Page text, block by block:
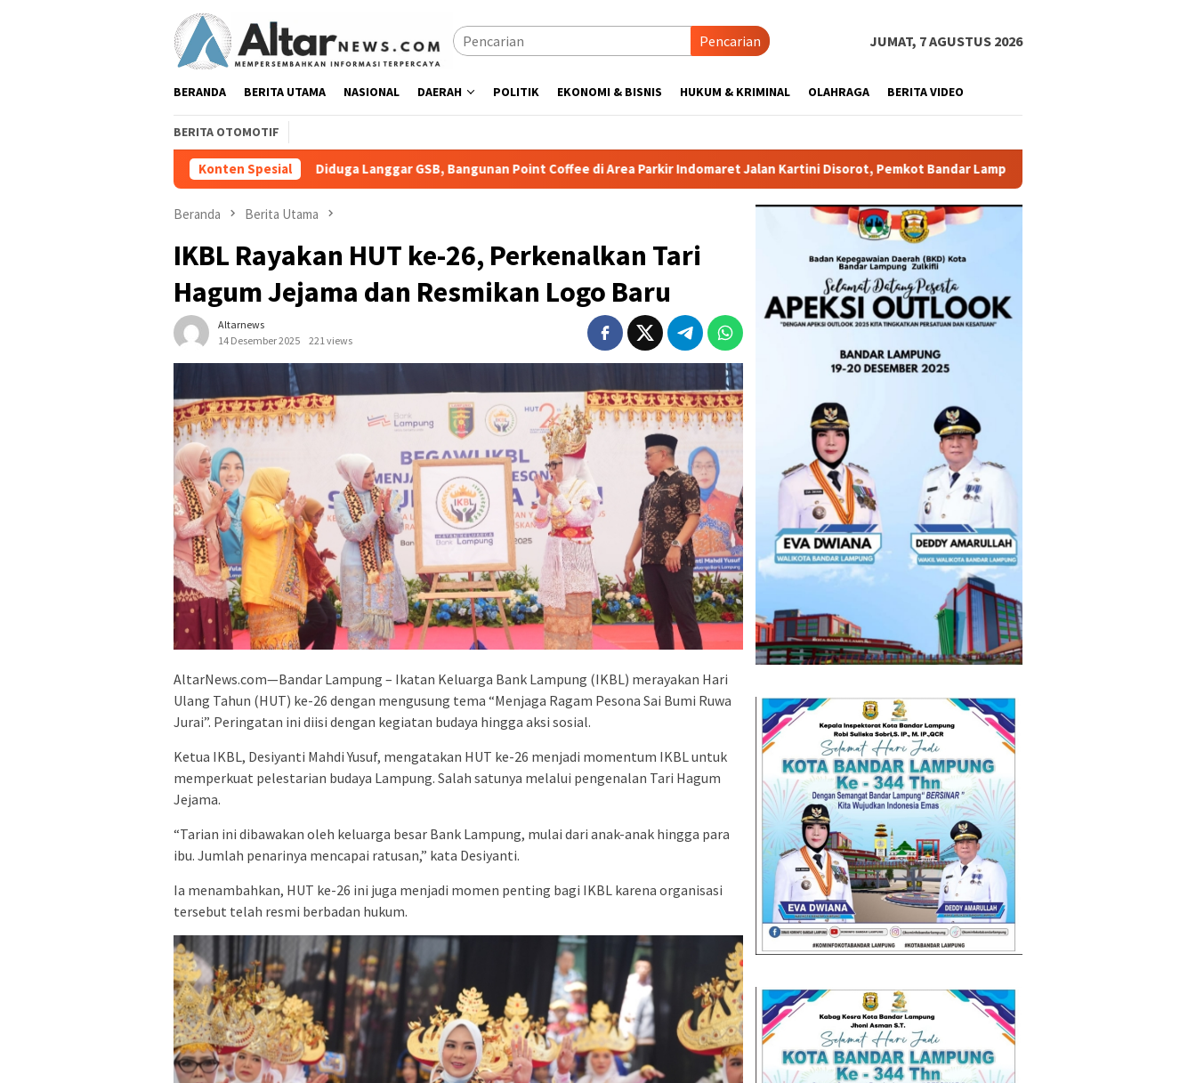
Pencarian JUMAT, 7 AGUSTUS 2026
BERANDA BERITA UTAMA NASIONAL DAERAH POLITIK EKONOMI & BISNIS HUKUM & KRIMINAL OLAHRAGA BERITA VIDEO
BERITA OTOMOTIF
Konten Spesial
Diduga Langgar GSB, Bangunan Point Coffee di Area Parkir Indomaret Jalan Kartini Disorot, Pemkot Bandar Lampung Diminta Bertindak Tegas
Beranda Berita Utama
IKBL Rayakan HUT ke-26, Perkenalkan Tari
Hagum Jejama dan Resmikan Logo Baru
Altarnews
14 Desember 2025
221 views
AltarNews.com—Bandar Lampung – Ikatan Keluarga Bank Lampung (IKBL) merayakan Hari
Ulang Tahun (HUT) ke-26 dengan mengusung tema “Menjaga Ragam Pesona Sai Bumi Ruwa
Jurai”. Peringatan ini diisi dengan kegiatan budaya hingga aksi sosial.
Ketua IKBL, Desiyanti Mahdi Yusuf, mengatakan HUT ke-26 menjadi momentum IKBL untuk
memperkuat pelestarian budaya Lampung. Salah satunya melalui pengenalan Tari Hagum
Jejama.
“Tarian ini dibawakan oleh keluarga besar Bank Lampung, mulai dari anak-anak hingga para
ibu. Jumlah penarinya mencapai ratusan,” kata Desiyanti.
Ia menambahkan, HUT ke-26 ini juga menjadi momen penting bagi IKBL karena organisasi
tersebut telah resmi berbadan hukum.